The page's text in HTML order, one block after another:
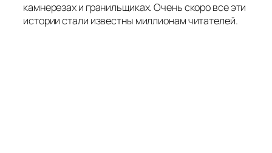
камнерезах и гранильщиках. Очень скоро все эти
истории стали известны миллионам читателей.